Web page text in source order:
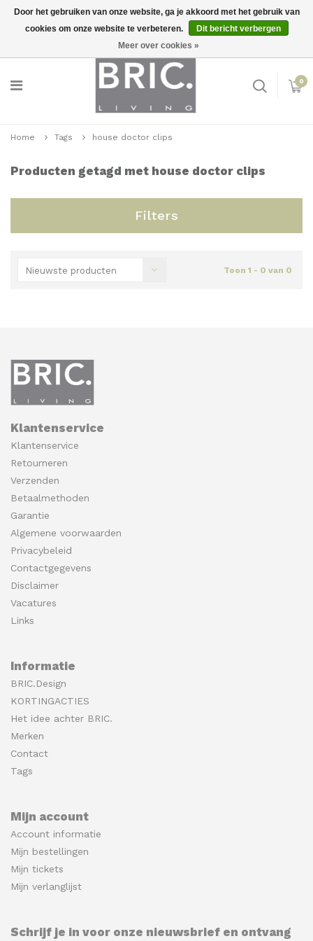
Inloggen
0
Home Tags house doctor clips
Producten getagd met house doctor clips
Filters
Nieuwste producten Toon 1 - 0 van 0
Klantenservice
Klantenservice
Retourneren
Verzenden
Betaalmethoden
Garantie
Algemene voorwaarden
Privacybeleid
Contactgegevens
Disclaimer
Vacatures
Links
Informatie
BRIC.Design
KORTINGACTIES
Het idee achter BRIC.
Merken
Contact
Tags
Mijn account
Account informatie
Mijn bestellingen
Mijn tickets
Mijn verlanglijst
Schrijf je in voor onze nieuwsbrief en ontvang
Door het gebruiken van onze website, ga je akkoord met het gebruik van
cookies om onze website te verbeteren.
Dit bericht verbergen
Meer over cookies »